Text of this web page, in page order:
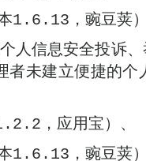
本1.6.13，豌豆荚
人信息安全投诉
者未建立便捷的
，应用宝）、
本1.6.13，豌豆荚